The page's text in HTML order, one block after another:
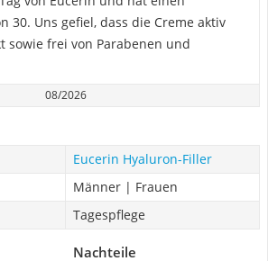
30. Uns gefiel, dass die Creme aktiv
sowie frei von Parabenen und
08/2026
Eucerin Hyaluron-Filler
Männer | Frauen
Tagespflege
Nachteile